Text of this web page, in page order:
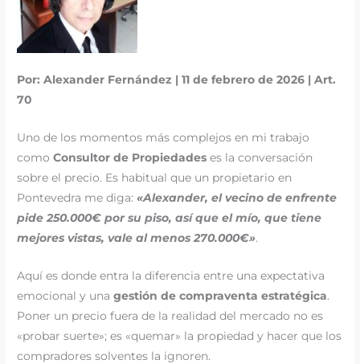
Por: Alexander Fernández | 11 de febrero de 2026 | Art.
70
Uno de los momentos más complejos en mi trabajo
comoConsultor de Propiedades es la conversación
sobre el precio. Es habitual que un propietario en
Pontevedra me diga:«Alexander, el vecino de enfrente
pide 250.000€ por su piso, así que el mío, que tiene
mejores vistas, vale al menos 270.000€».
Aquí es donde entra la diferencia entre una expectativa
emocional y unagestión de compraventa estratégica.
Poner un precio fuera de la realidad del mercado no es
«probar suerte»; es «quemar» la propiedad y hacer que los
compradores solventes la ignoren.